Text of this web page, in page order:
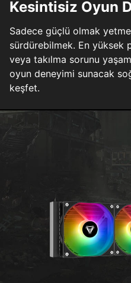
Kesintisiz Oyun
Sadece güçlü olmak
sürdürebilmek. En yüksek
veya takılma sorunu
oyun deneyimi sunacak
keşfet.